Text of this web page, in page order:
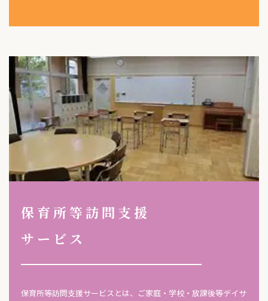
保育所等訪問支援
サービス
保育所等訪問支援サービスとは、ご家庭・学校・放課後等デイサ